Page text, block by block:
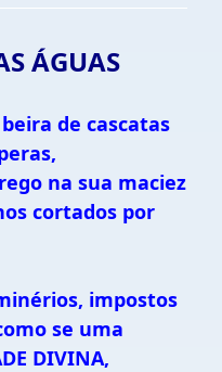
ÁGUAS
de cascatas
na sua maciez
cortados por
impostos
se uma
DIVINA,